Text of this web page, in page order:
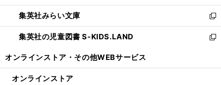
開
く
ウ
で
開
く
ン
ド
ウ
で
ウ
ィ
ン
ド
開
集英社みらい文庫
新
し
い
ン
集英社の児童図書 S-KIDS.LAND
新
ウ
オンラインストア・ その他WEBサービス
オンラインストア